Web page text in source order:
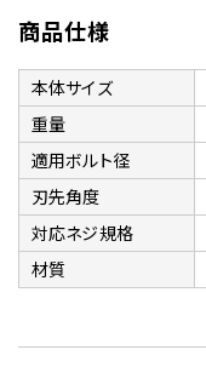
商品仕様
本体サイズ
重量
適用ボルト径
刃先角度
対応ネジ規格
材質